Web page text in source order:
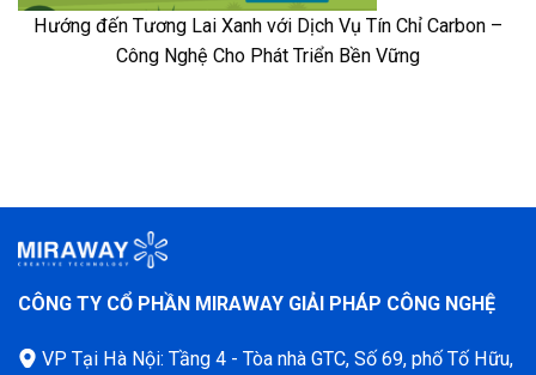
Hướng đến Tương Lai Xanh với Dịch Vụ Tín Chỉ Carbon –
Công Nghệ Cho Phát Triển Bền Vững
CÔNG TY CỔ PHẦN MIRAWAY GIẢI PHÁP CÔNG NGHỆ
VP Tại Hà Nội: Tầng 4 - Tòa nhà GTC, Số 69, phố Tố Hữu,